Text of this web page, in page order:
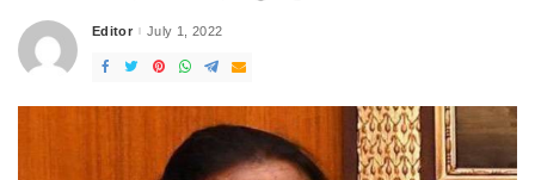
Posted
Editor July 1, 2022